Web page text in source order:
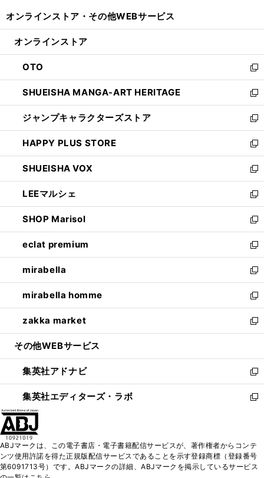
開
ン
ウ
で
開
く
ウ
ン
ド
ウ
で
開
く
オンラインストア・ その他WEBサービス
オンラインストア
OTO
新
し
い
ウ
ィ
ン
ド
ウ
で
開
く
SHUEISHA MANGA-ART HERITAGE
新
し
い
ウ
ィ
ン
ド
ウ
で
開
く
ジャンプキャラクターズストア
新
し
い
ウ
ィ
ン
ド
ウ
で
開
く
HAPPY PLUS STORE
新
し
い
ウ
ィ
ン
ド
ウ
で
開
く
SHUEISHA VOX
新
し
い
ウ
ィ
ン
ド
ウ
で
開
く
LEEマルシェ
新
し
い
ウ
ィ
ン
ド
ウ
で
開
く
SHOP Marisol
新
し
い
ウ
ィ
ン
ド
ウ
で
開
eclat premium
新
し
い
ウ
ィ
ン
ド
ウ
開
く
mirabella
新
し
い
ウ
ィ
ン
ウ
で
開
く
mirabella homme
新
し
い
ウ
ン
ド
ウ
で
zakka market
新
し
ウ
ィ
ン
ド
く
その他WEBサービス
集英社アドナビ
新
し
い
ド
ウ
で
集英社エディターズ・ラボ
新
ィ
ン
ABJマークは、この電子書店・電子書籍配信サービスが、著作権者からコンテ
ンツ使用許諾を得た正規版配信サービスであることを示す登録商標（登録番号
第6091713号）です。ABJマークの詳細、ABJマークを掲示しているサービス